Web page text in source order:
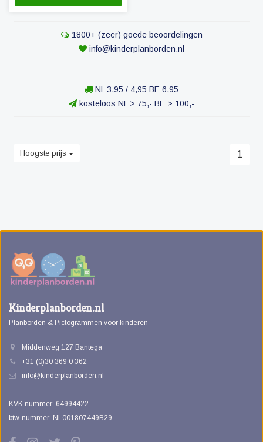
1800+ (zeer) goede beoordelingen
info@kinderplanborden.nl
NL 3,95 / 4,95 BE 6,95
kosteloos NL > 75,- BE > 100,-
Hoogste prijs 1
Kinderplanborden.nl
Planborden & Pictogrammen voor kinderen
Middenweg 127 Bantega
+31 (0)30 369 0 362
info@kinderplanborden.nl
KVK nummer: 64994422
btw-nummer: NL001807449B29